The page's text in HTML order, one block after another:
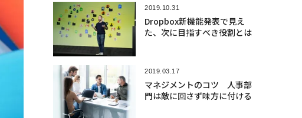
2019.10.31
Dropbox新機能発表で見え
た、次に目指すべき役割とは
2019.03.17
マネジメントのコツ 人事部
門は敵に回さず味方に付ける